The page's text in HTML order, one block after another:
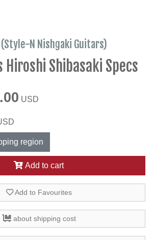
N Nishgaki Guitars)
Hiroshi Shibasaki Specs
USD
region
Add to cart
Add to Favourites
about shipping cost